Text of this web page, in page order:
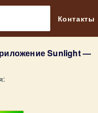
Контакты
Sunlight —